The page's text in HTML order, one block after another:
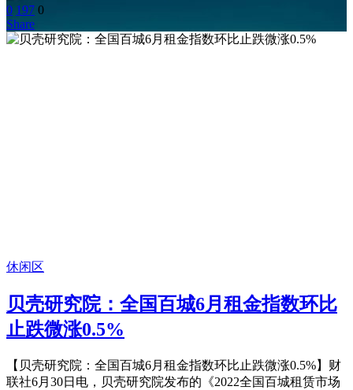
0 197 0
Share
休闲区
贝壳研究院：全国百城6月租金指数环比
止跌微涨0.5%
【贝壳研究院：全国百城6月租金指数环比止跌微涨0.5%】财
联社6月30日电，贝壳研究院发布的《2022全国百城租赁市场